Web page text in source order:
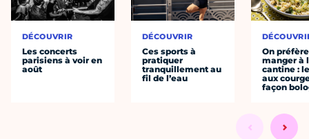
DÉCOUVRIR
Les concerts
parisiens à voir en
août
DÉCOUVRIR
Ces sports à
pratiquer
tranquillement au
fil de l’eau
On préfère
manger à
cantine :
aux
façon